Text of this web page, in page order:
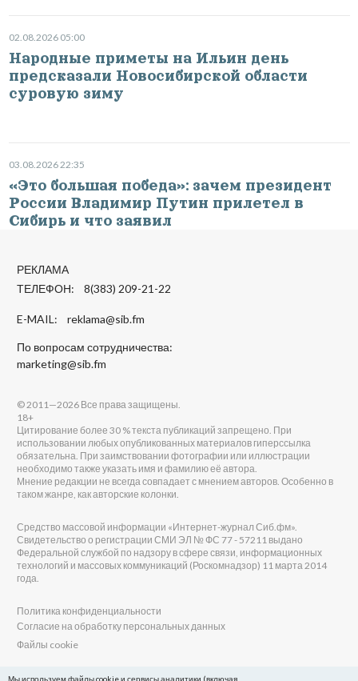
02.08.2026 05:00
Народные приметы на Ильин день
предсказали Новосибирской области
суровую зиму
03.08.2026 22:35
«Это большая победа»: зачем президент
России Владимир Путин прилетел в
Сибирь и что заявил
РЕКЛАМА
ТЕЛЕФОН: 8(383) 209-21-22
E-MAIL: reklama@sib.fm
По вопросам сотрудничества:
marketing@sib.fm
© 2011—2026 Все права защищены.
18+
Цитирование более 30 % текста публикаций запрещено. При
использовании любых опубликованных материалов гиперссылка
обязательна. При заимствовании фотографии или иллюстрации
необходимо также указать имя и фамилию её автора.
Мнение редакции не всегда совпадает с мнением авторов. Особенно в
таком жанре, как авторские колонки.
Средство массовой информации «Интернет-журнал Сиб.фм».
Свидетельство о регистрации СМИ ЭЛ № ФС 77 - 57211 выдано
Федеральной службой по надзору в сфере связи, информационных
технологий и массовых коммуникаций (Роскомнадзор) 11 марта 2014
года.
Политика конфиденциальности
Согласие на обработку персональных данных
Файлы cookie
Главный редактор Сиб.фм
Мы используем файлы cookie и сервисы аналитики (включая